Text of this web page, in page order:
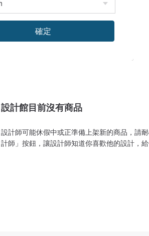
設計館目前沒有商品
設計師可能休假中或正準備上架新的商品，請
計師」按鈕，讓設計師知道你喜歡他的設計，
確定